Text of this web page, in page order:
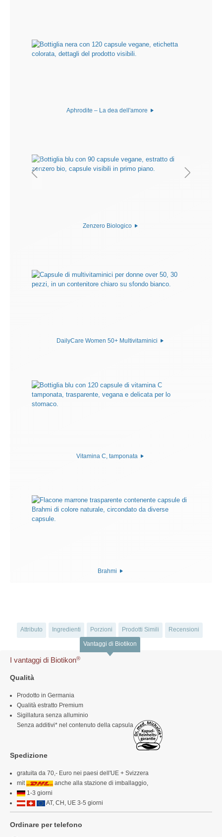
Aphrodite – La dea dell'amore
Zenzero Biologico
DailyCare Women 50+ Multivitaminici
Vitamina C, tamponata
Brahmi
Attributo Ingredienti Porzioni Prodotti Simili Recensioni
Vantaggi di Biotikon
I vantaggi di Biotikon®
Qualità
Prodotto in Germania
Qualità estratto Premium
Sigillatura senza alluminio
Senza additivi* nel contenuto della capsula
Spedizione
gratuita da 70,- Euro nei paesi dell'UE + Svizzera
mit
anche alla stazione di imballaggio,
1-3 giorni
AT, CH, UE 3-5 giorni
Ordinare per telefono